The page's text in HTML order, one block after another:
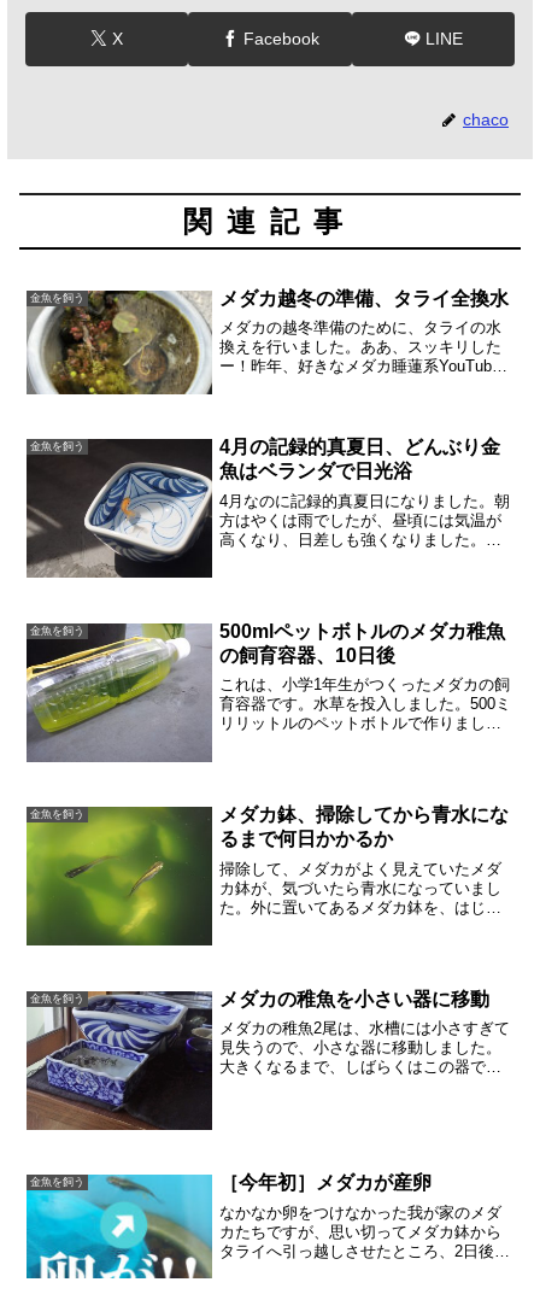
X Facebook LINE
chaco
関連記事
金魚を飼う メダカ越冬の準備、タライ全換水
メダカの越冬準備のために、タライの水
換えを行いました。ああ、スッキリした
ー！昨年、好きなメダカ睡蓮系YouTube
のメダカの調子がす...
金魚を飼う
4月の記録的真夏日、どんぶり金
魚はベランダで日光浴
4月なのに記録的真夏日になりました。朝
方はやくは雨でしたが、昼頃には気温が
高くなり、日差しも強くなりました。泳
金魚を飼う
500mlペットボトルのメダカ稚魚
の飼育容器、10日後
これは、小学1年生がつくったメダカの飼
育容器です。水草を投入しました。500ミ
リリットルのペットボトルで作りまし
状の餌をほんのち...
金魚を飼う
メダカ鉢、掃除してから青水にな
るまで何日かかるか
掃除して、メダカがよく見えていたメダ
カ鉢が、気づいたら青水になっていまし
た。外に置いてあるメダカ鉢を、はじめ
金魚を飼う メダカの稚魚を小さい器に移動
メダカの稚魚2尾は、水槽には小さすぎて
見失うので、小さな器に移動しました。
大きくなるまで、しばらくはこの器で育
金魚を飼う ［今年初］メダカが産卵
なかなか卵をつけなかった我が家のメダ
カたちですが、思い切ってメダカ鉢から
タライへ引っ越しさせたところ、2日後に